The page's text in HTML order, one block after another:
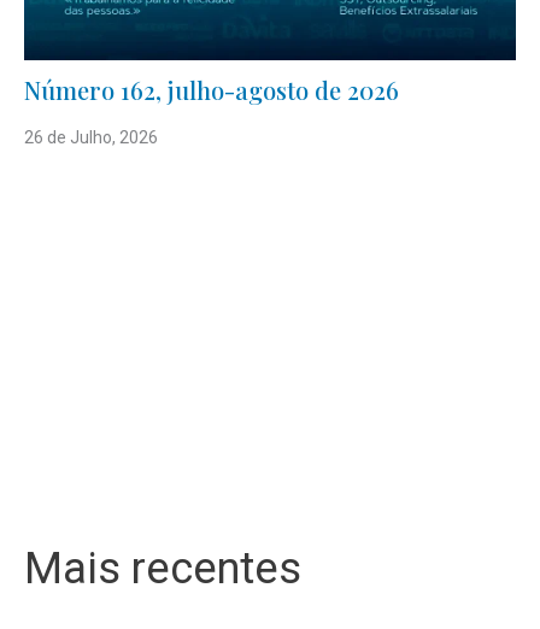
Número 162, julho-agosto de 2026
26 de Julho, 2026
Mais recentes